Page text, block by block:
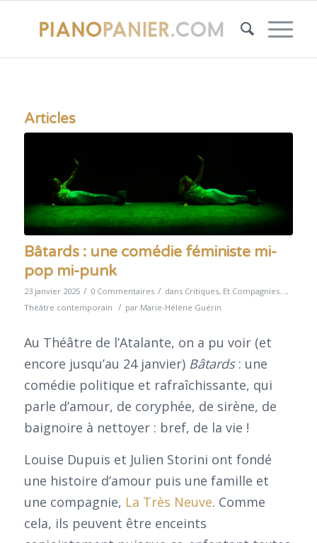
Articles
Bâtards : une comédie féministe mi-
pop mi-punk
23 janvier 2025 / 0 Commentaires / dans Critiques, Et Compagnies... ,
Théâtre contemporain / par Marie-Hélène Guérin
Au Théâtre de l’Atalante, on a pu voir (et
encore jusqu’au 24 janvier) Bâtards: une
comédie politique et rafraîchissante, qui
parle d’amour, de coryphée, de sirène, de
baignoire à nettoyer : bref, de la vie !
Louise Dupuis et Julien Storini ont fondé
une histoire d’amour puis une famille et
une compagnie, La Très Neuve. Comme
cela, ils peuvent être enceints